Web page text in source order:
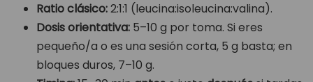
Ratio clásico:2:1:1 (leucina:isoleucina:valina).
Dosis orientativa: 5–10 g por toma. Si eres
pequeño/a o es una sesión corta, 5 g basta; en
bloques duros, 7–10 g.